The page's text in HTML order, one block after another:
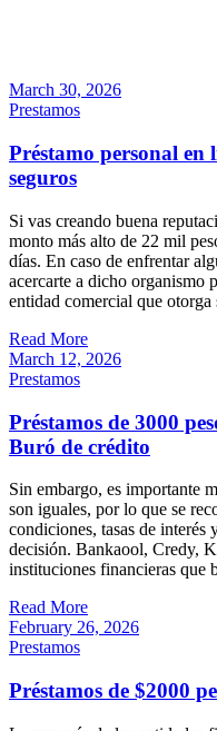
March 30, 2026
Prestamos
Préstamo personal en
seguros
Si vas creando buena
monto más alto de 22 mil
días. En caso de enfrentar
acercarte a dicho organismo
entidad comercial que otorga
Read More
March 12, 2026
Prestamos
Préstamos de 3000
Buró de crédito
Sin embargo, es importante
son iguales, por lo que se
condiciones, tasas de interés
decisión. Bankaool, Credy,
instituciones financieras que
Read More
February 26, 2026
Prestamos
Préstamos de $2000